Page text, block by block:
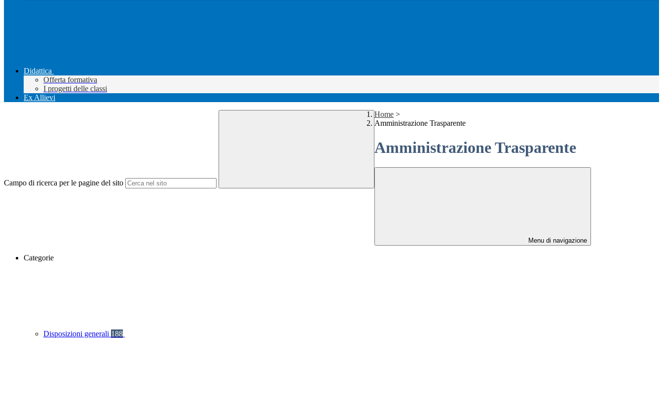
Didattica
Offerta formativa
I progetti delle classi
Ex Allievi
Campo di ricerca per le pagine del sito
Home >
Amministrazione Trasparente
Amministrazione Trasparente
Menu di navigazione
Categorie
Disposizioni generali 188